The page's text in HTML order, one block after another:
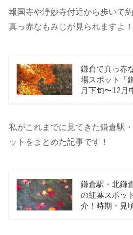
報国寺や浄妙寺付近から歩いて
真っ赤なもみじが見られますよ！
鎌倉で真っ赤
場スポット「
月下旬〜12月
私がこれまでに見てきた鎌倉駅
ットをまとめた記事です！
鎌倉駅・北鎌
の紅葉スポッ
介！時期・見